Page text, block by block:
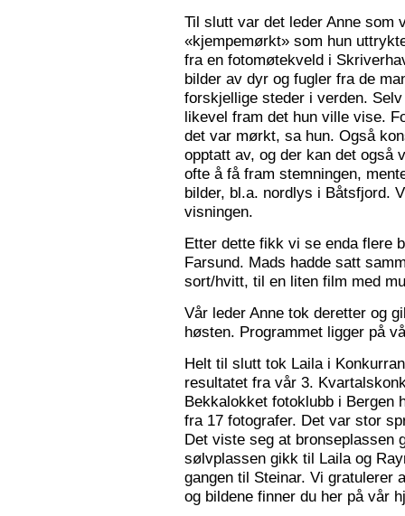
Til slutt var det leder Anne som
«kjempemørkt» som hun
fra en fotomøtekveld i
bilder av dyr og fugler fra de
forskjellige steder i verden.
likevel fram det hun ville vise.
det var mørkt, sa hun. Også
opptatt av, og der kan det
ofte å få fram stemningen,
bilder, bl.a. nordlys i Båtsfjord.
visningen.
Etter dette fikk vi se enda flere
Farsund. Mads hadde satt
sort/hvitt, til en liten film med
Vår leder Anne tok deretter og
høsten. Programmet ligger på
Helt til slutt tok Laila i
resultatet fra vår 3.
Bekkalokket fotoklubb i
fra 17 fotografer. Det var stor
Det viste seg at bronseplassen
sølvplassen gikk til Laila og
gangen til Steinar. Vi gratulerer
og bildene finner du her på vår